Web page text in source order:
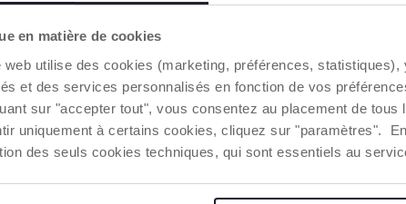
en matière de cookies
web utilise des cookies (marketing, préférences,
et des services personnalisés en fonction de vos
sur "accepter tout", vous consentez au placement de
uniquement à certains cookies, cliquez sur "paramètres".
des seuls cookies techniques, qui sont essentiels au